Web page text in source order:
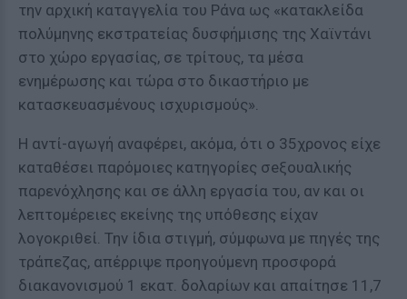
την αρχική καταγγελία του Ράνα ως «κατακλείδα
πολύμηνης εκστρατείας δυσφήμισης της Χαϊντάνι
στο χώρο εργασίας, σε τρίτους, τα μέσα
ενημέρωσης και τώρα στο δικαστήριο με
κατασκευασμένους ισχυρισμούς».
Η αντί-αγωγή αναφέρει, ακόμα, ότι ο 35χρονος είχε
καταθέσει παρόμοιες κατηγορίες σeξουαλικής
παρενόχλησης και σε άλλη εργασία του, αν και οι
λεπτομέρειες εκείνης της υπόθεσης είχαν
λογοκριθεί. Την ίδια στιγμή, σύμφωνα με πηγές της
τράπεζας, απέρριψε προηγούμενη προσφορά
διακανονισμού 1 εκατ. δολαρίων και απαίτησε 11,7